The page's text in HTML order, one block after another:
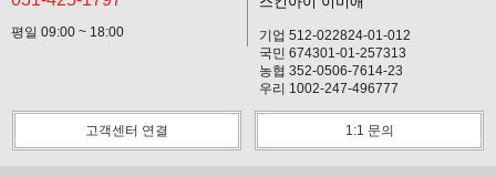
평일 09:00 ~ 18:00
기업 512-022824-01-012
국민 674301-01-257313
농협 352-0506-7614-23
우리 1002-247-496777
고객센터 연결 1:1 문의